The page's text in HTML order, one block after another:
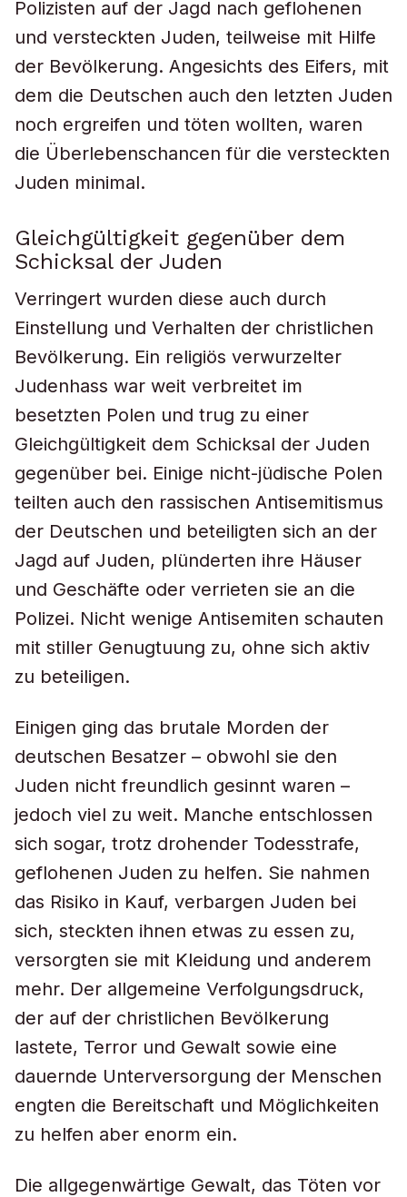
Polizisten auf der Jagd nach geflohenen
und versteckten Juden, teilweise mit Hilfe
der Bevölkerung. Angesichts des Eifers, mit
dem die Deutschen auch den letzten Juden
noch ergreifen und töten wollten, waren
die Überlebenschancen für die versteckten
Juden minimal.
Gleichgültigkeit gegenüber dem
Schicksal der Juden
Verringert wurden diese auch durch
Einstellung und Verhalten der christlichen
Bevölkerung. Ein religiös verwurzelter
Judenhass war weit verbreitet im
besetzten Polen und trug zu einer
Gleichgültigkeit dem Schicksal der Juden
gegenüber bei. Einige nicht-jüdische Polen
teilten auch den rassischen Antisemitismus
der Deutschen und beteiligten sich an der
Jagd auf Juden, plünderten ihre Häuser
und Geschäfte oder verrieten sie an die
Polizei. Nicht wenige Antisemiten schauten
mit stiller Genugtuung zu, ohne sich aktiv
zu beteiligen.
Einigen ging das brutale Morden der
deutschen Besatzer – obwohl sie den
Juden nicht freundlich gesinnt waren –
jedoch viel zu weit. Manche entschlossen
sich sogar, trotz drohender Todesstrafe,
geflohenen Juden zu helfen. Sie nahmen
das Risiko in Kauf, verbargen Juden bei
sich, steckten ihnen etwas zu essen zu,
versorgten sie mit Kleidung und anderem
mehr. Der allgemeine Verfolgungsdruck,
der auf der christlichen Bevölkerung
lastete, Terror und Gewalt sowie eine
dauernde Unterversorgung der Menschen
engten die Bereitschaft und Möglichkeiten
zu helfen aber enorm ein.
Die allgegenwärtige Gewalt, das Töten vor